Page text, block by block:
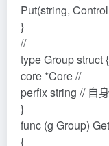
Put(string,
}
//
type Group struct {
core *Core //
perfix string // 自
}
func (g Group)
{